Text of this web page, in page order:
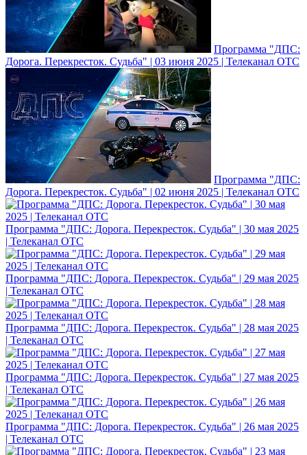
Программа "ДПС:
Дорога. Перекресток. Судьба" | 03 июня 2025 | Телеканал ОТС
Программа "ДПС:
Дорога. Перекресток. Судьба" | 02 июня 2025 | Телеканал ОТС
Программа "ДПС: Дорога. Перекресток. Судьба" | 30 мая 2025
| Телеканал ОТС
Программа "ДПС: Дорога. Перекресток. Судьба" | 29 мая 2025
| Телеканал ОТС
Программа "ДПС: Дорога. Перекресток. Судьба" | 28 мая 2025
| Телеканал ОТС
Программа "ДПС: Дорога. Перекресток. Судьба" | 27 мая 2025
| Телеканал ОТС
Программа "ДПС: Дорога. Перекресток. Судьба" | 26 мая 2025
| Телеканал ОТС